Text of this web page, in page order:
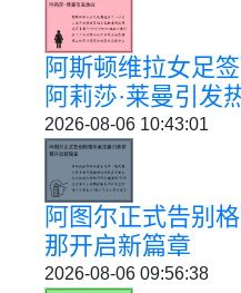
阿斯顿维拉女足
阿莉莎·莱曼引发
2026-08-06 10:43:01
阿图尔正式告别
那开启新篇章
2026-08-06 09:56:38